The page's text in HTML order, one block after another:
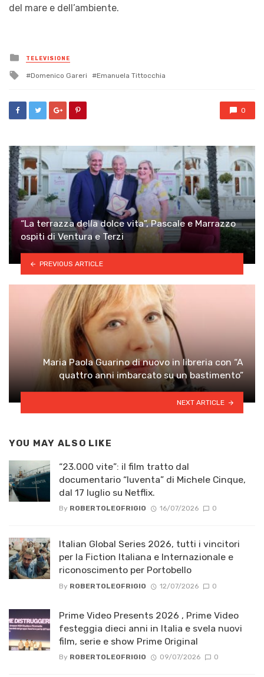
del mare e dell’ambiente.
Posted
in
TELEVISIONE
Tagged
Domenico Gareri Emanuela Tittocchia
0
“La terrazza della dolce vita”, Pascale e Marrazzo
ospiti di Ventura e Terzi
PREVIOUS ARTICLE
Maria Paola Guarino di nuovo in libreria con “A
quattro anni imbarcato su un bastimento”
NEXT ARTICLE
YOU MAY ALSO LIKE
“23.000 vite”: il film tratto dal
documentario “Iuventa” di Michele Cinque,
dal 17 luglio su Netflix.
By ROBERTOLEOFRIGIO 16/07/2026 0
Italian Global Series 2026, tutti i vincitori
per la Fiction Italiana e Internazionale e
riconoscimento per Portobello
By ROBERTOLEOFRIGIO 12/07/2026 0
Prime Video Presents 2026 , Prime Video
festeggia dieci anni in Italia e svela nuovi
film, serie e show Prime Original
By ROBERTOLEOFRIGIO 09/07/2026 0